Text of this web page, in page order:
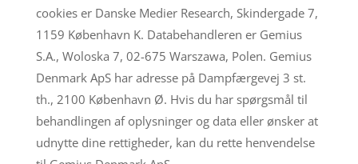
cookies er Danske Medier Research, Skindergade 7,
1159 København K. Databehandleren er Gemius
S.A., Woloska 7, 02-675 Warszawa, Polen. Gemius
Denmark ApS har adresse på Dampfærgevej 3 st.
th., 2100 København Ø. Hvis du har spørgsmål til
behandlingen af oplysninger og data eller ønsker at
udnytte dine rettigheder, kan du rette henvendelse